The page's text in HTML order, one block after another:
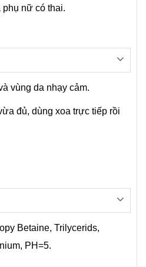
phụ nữ có thai.
vùng da nhạy cảm.
đủ, dùng xoa trực tiếp rồi
Betaine, Trilycerids,
PH=5.